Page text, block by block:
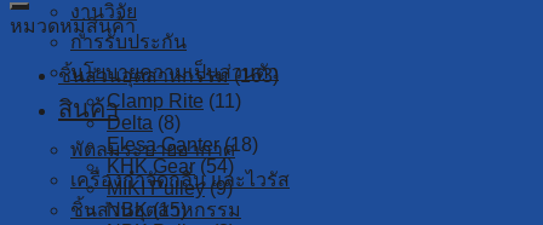
งานวิจัย
การรับประกัน
นโยบายความเป็นส่วนตัว
สินค้า
พัดลมระบายอากาศ
เครื่องกำจัดกลิ่น และไวรัส
ชิ้นส่วนอุตสาหกรรม
หมวดหมู่สินค้า
ชิ้นส่วนอุตสาหกรรม (163)
Clamp Rite (11)
Delta (8)
Elesa Ganter (18)
KHK Gear (54)
MIKI Pulley (9)
NBK (15)